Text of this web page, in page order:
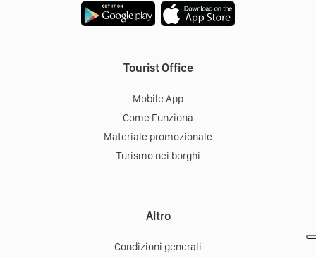
Tourist Office
Mobile App
Come Funziona
Materiale promozionale
Turismo nei borghi
Altro
Condizioni generali